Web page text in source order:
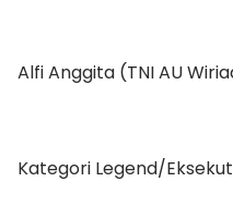
Alfi Anggita (TNI AU
Kategori Legend/